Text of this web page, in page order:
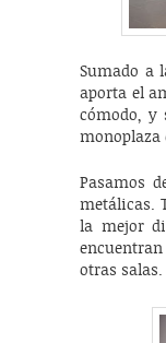
Sumado a
aporta el
cómodo, y
monoplaza
Pasamos
metálicas.
la mejor
otras salas.